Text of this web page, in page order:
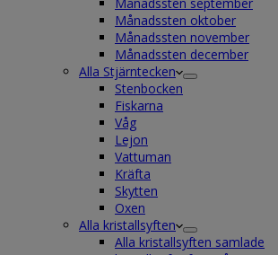
Månadssten oktober
Månadssten november
Månadssten december
Alla Stjärntecken
Stenbocken
Fiskarna
Våg
Lejon
Vattuman
Kräfta
Skytten
Oxen
Alla kristallsyften
Alla kristallsyften samlade